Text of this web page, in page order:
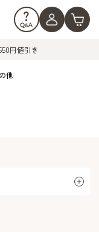
円値引き
他